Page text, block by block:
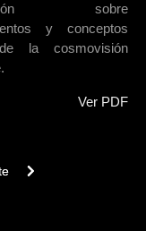
sobre
y conceptos
la cosmovisión
Ver PDF
mapuche
Libro: Manual de